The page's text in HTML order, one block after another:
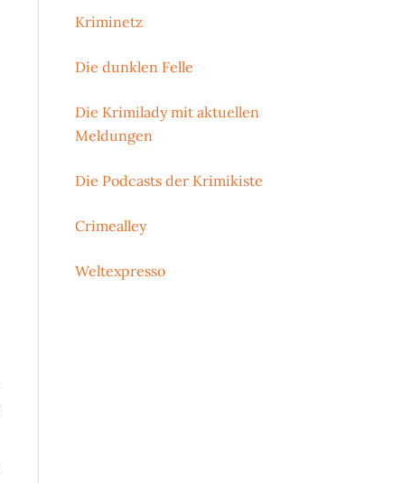
Kriminetz
Die dunklen Felle
Die Krimilady mit aktuellen
Meldungen
Die Podcasts der Krimikiste
Crimealley
Weltexpresso